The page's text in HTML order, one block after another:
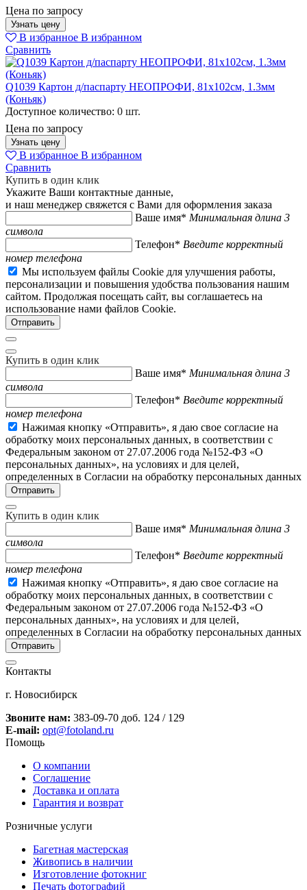
Цена по запросу
Узнать цену
В избранное В избранном
Сравнить
Q1039 Картон д/паспарту НЕОПРОФИ, 81x102см, 1.3мм
(Коньяк)
Доступное количество: 0 шт.
Цена по запросу
Узнать цену
В избранное В избранном
Сравнить
Купить в один клик
Укажите Ваши контактные данные,
и наш менеджер свяжется с Вами для оформления заказа
Ваше имя* Минимальная длина 3
символа
Телефон* Введите корректный
номер телефона
Мы используем файлы Cookie для улучшения работы,
персонализации и повышения удобства пользования нашим
сайтом. Продолжая посещать сайт, вы соглашаетесь на
использование нами файлов Cookie.
Купить в один клик
Ваше имя* Минимальная длина 3
символа
Телефон* Введите корректный
номер телефона
Нажимая кнопку «Отправить», я даю свое согласие на
обработку моих персональных данных, в соответствии с
Федеральным законом от 27.07.2006 года №152-ФЗ «О
персональных данных», на условиях и для целей,
определенных в Согласии на обработку персональных данных
Купить в один клик
Ваше имя* Минимальная длина 3
символа
Телефон* Введите корректный
номер телефона
Нажимая кнопку «Отправить», я даю свое согласие на
обработку моих персональных данных, в соответствии с
Федеральным законом от 27.07.2006 года №152-ФЗ «О
персональных данных», на условиях и для целей,
определенных в Согласии на обработку персональных данных
Контакты
г. Новосибирск
Звоните нам: 383-09-70 доб. 124 / 129
E-mail: opt@fotoland.ru
Помощь
О компании
Соглашение
Доставка и оплата
Гарантия и возврат
Розничные услуги
Багетная мастерская
Живопись в наличии
Изготовление фотокниг
Печать фотографий